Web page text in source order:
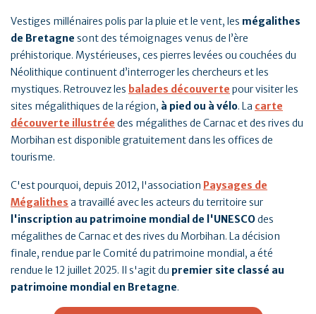
Vestiges millénaires polis par la pluie et le vent, les mégalithes
de Bretagne sont des témoignages venus de l’ère
préhistorique. Mystérieuses, ces pierres levées ou couchées du
Néolithique continuent d’interroger les chercheurs et les
mystiques. Retrouvez les balades découverte pour visiter les
sites mégalithiques de la région, à pied ou à vélo. La carte
découverte illustrée des mégalithes de Carnac et des rives du
Morbihan est disponible gratuitement dans les offices de
tourisme.
C'est pourquoi, depuis 2012, l'association Paysages de
Mégalithes a travaillé avec les acteurs du territoire sur
l'inscription au patrimoine mondial de l'UNESCOdes
mégalithes de Carnac et des rives du Morbihan. La décision
finale, rendue par le Comité du patrimoine mondial, a été
rendue le 12 juillet 2025. Il s'agit du premier site classé au
patrimoine mondial en Bretagne.